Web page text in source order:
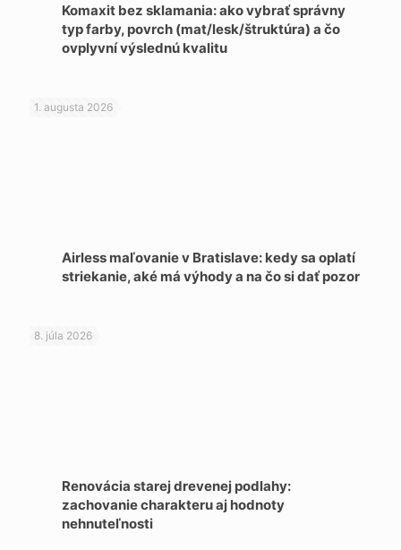
Komaxit bez sklamania: ako vybrať správny
typ farby, povrch (mat/lesk/štruktúra) a čo
ovplyvní výslednú kvalitu
1. augusta 2026
Airless maľovanie v Bratislave: kedy sa oplatí
striekanie, aké má výhody a na čo si dať pozor
8. júla 2026
Renovácia starej drevenej podlahy:
zachovanie charakteru aj hodnoty
nehnuteľnosti